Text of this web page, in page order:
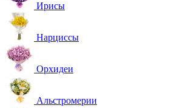
Ирисы
Нарциссы
Орхидеи
Альстромерии